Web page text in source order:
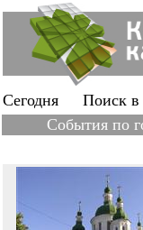
Сегодня Поиск в
События по